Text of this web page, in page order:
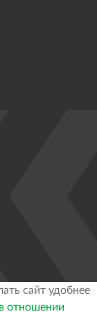
сайт удобнее
отношении